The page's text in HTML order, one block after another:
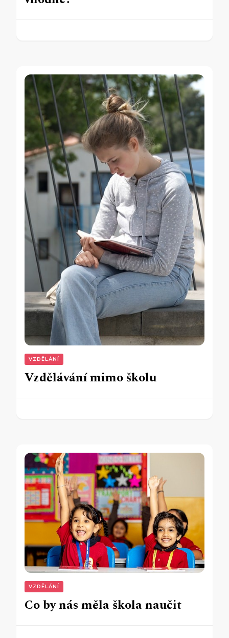
VZDĚLÁNÍ
Vzdělávání mimo školu
VZDĚLÁNÍ
Co by nás měla škola naučit